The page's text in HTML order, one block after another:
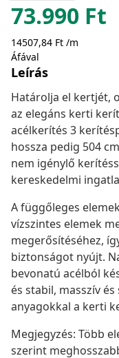
73.990 Ft
14507,84 Ft /m
Áfával
Leírás
Határolja el kertjét,
az elegáns kerti
acélkerítés 3
hossza pedig 504
nem igénylő
kereskedelmi
A függőleges
vízszintes elemek
megerősítéséhez,
biztonságot nyújt.
bevonatú acélból
és stabil, masszív
anyagokkal a kerti
Megjegyzés: Több
szerint